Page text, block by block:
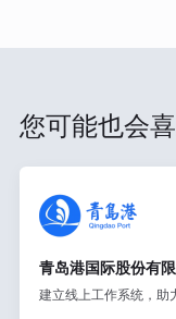
您可能也会
青岛港国际股份有
建立线上工作系统，助